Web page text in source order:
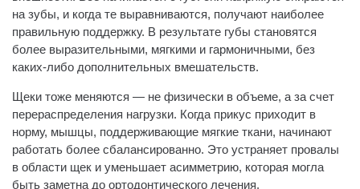
на зубы, и когда те выравниваются, получают наиболее
правильную поддержку. В результате губы становятся
более выразительными, мягкими и гармоничными, без
каких-либо дополнительных вмешательств.
Щеки тоже меняются — не физически в объеме, а за счет
перераспределения нагрузки. Когда прикус приходит в
норму, мышцы, поддерживающие мягкие ткани, начинают
работать более сбалансированно. Это устраняет провалы
в области щек и уменьшает асимметрию, которая могла
быть заметна до ортодонтического лечения.